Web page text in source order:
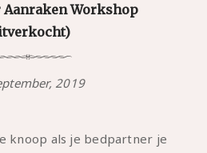
Aanraken Workshop
2019
knoop als je bedpartner je